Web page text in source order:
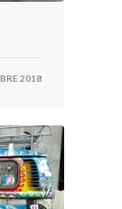
2018